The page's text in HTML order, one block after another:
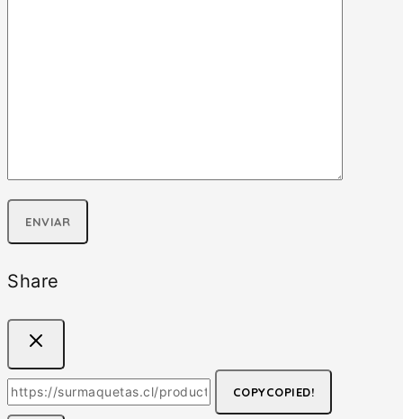
Share
COPYCOPIED!